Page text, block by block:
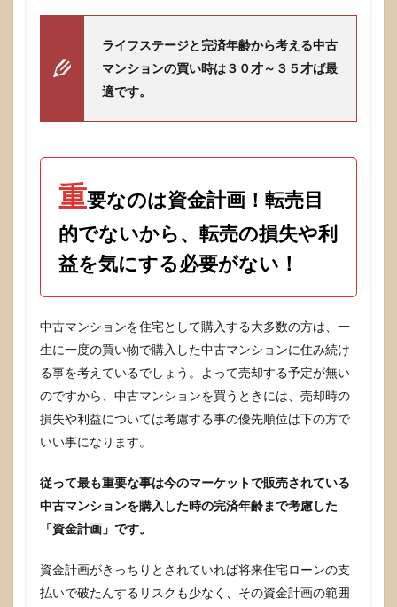
5
ショ
答え
と
ライフステージと完済年齢から考える中古
マンションの買い時は３０才～３５才ば最
適です。
重要なのは資金計画！転売目
的でないから、転売の損失や利
益を気にする必要がない！
中古マンションを住宅として購入する大多数の方は、一
生に一度の買い物で購入した中古マンションに住み続け
る事を考えているでしょう。よって売却する予定が無い
のですから、中古マンションを買うときには、売却時の
損失や利益については考慮する事の優先順位は下の方で
いい事になります。
従って最も重要な事は今のマーケットで販売されている
中古マンションを購入した時の完済年齢まで考慮した
「資金計画」です。
資金計画がきっちりとされていれば将来住宅ローンの支
払いで破たんするリスクも少なく、その資金計画の範囲